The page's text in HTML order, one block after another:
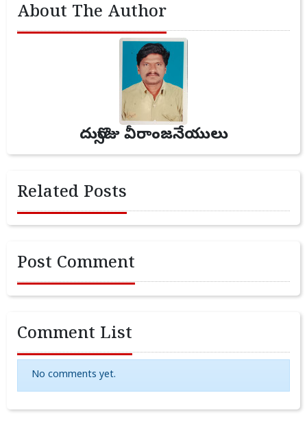
About The Author
దుర్సొజు వీరాంజనేయులు
Related Posts
Post Comment
Comment List
No comments yet.